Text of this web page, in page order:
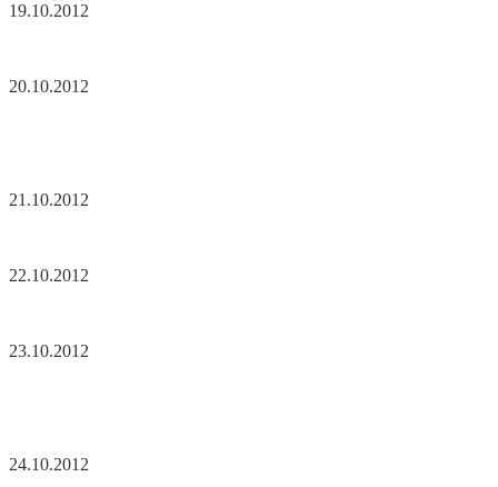
19.10.2012
20.10.2012
21.10.2012
22.10.2012
23.10.2012
24.10.2012